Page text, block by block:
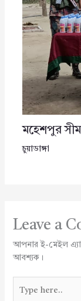
মহেশপুর
চুয়াডাঙ্গা
Leave a
আপনার ই-মেইল
আবশ্যক।
here..